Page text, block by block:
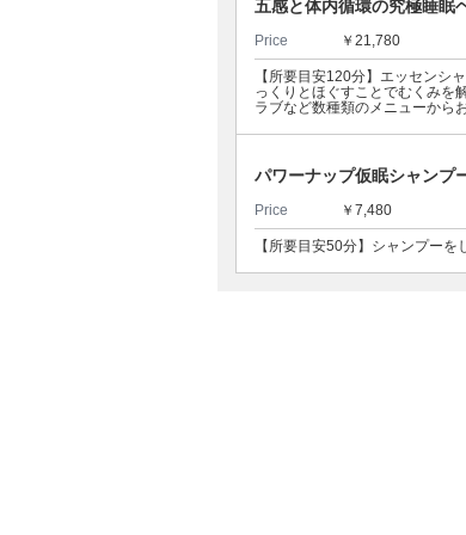
五感と体内循環の究極睡眠
Price ￥21,780
【所要目安120分】エッセンシ
っくりとほぐすことでむくみを
ラブなど数種類のメニューから
パワーナップ仮眠シャンプ
Price ￥7,480
【所要目安50分】シャンプー